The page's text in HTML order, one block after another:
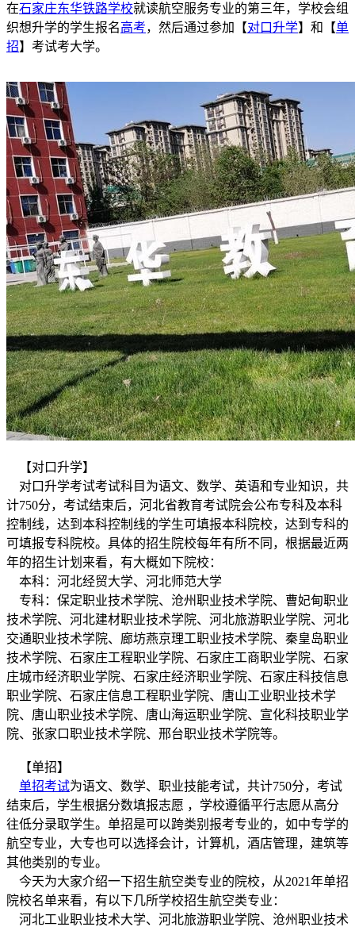
在石家庄东华铁路学校就读航空服务专业的第三年，学校会组
织想升学的学生报名高考，然后通过参加【对口升学】和【单
招】考试考大学。
【对口升学】
对口升学考试考试科目为语文、数学、英语和专业知识，共
计750分，考试结束后，河北省教育考试院会公布专科及本科
控制线，达到本科控制线的学生可填报本科院校，达到专科的
可填报专科院校。具体的招生院校每年有所不同，根据最近两
年的招生计划来看，有大概如下院校：
本科：河北经贸大学、河北师范大学
专科：保定职业技术学院、沧州职业技术学院、曹妃甸职业
技术学院、河北建材职业技术学院、河北旅游职业学院、河北
交通职业技术学院、廊坊燕京理工职业技术学院、秦皇岛职业
技术学院、石家庄工程职业学院、石家庄工商职业学院、石家
庄城市经济职业学院、石家庄经济职业学院、石家庄科技信息
职业学院、石家庄信息工程职业学院、唐山工业职业技术学
院、唐山职业技术学院、唐山海运职业学院、宣化科技职业学
院、张家口职业技术学院、邢台职业技术学院等。
【单招】
单招考试为语文、数学、职业技能考试，共计750分，考试
结束后，学生根据分数填报志愿 ，学校遵循平行志愿从高分
往低分录取学生。单招是可以跨类别报考专业的，如中专学的
航空专业，大专也可以选择会计，计算机，酒店管理，建筑等
其他类别的专业。
今天为大家介绍一下招生航空类专业的院校，从2021年单招
院校名单来看，有以下几所学校招生航空类专业：
河北工业职业技术大学、河北旅游职业学院、沧州职业技术